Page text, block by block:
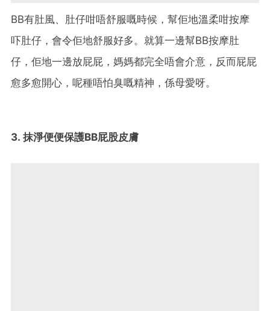
BB有肚風、肚仔咁唔舒服嘅時候，幫佢地溫柔咁按摩
吓肚仔，會令佢地舒服好多。就算一邊幫BB按摩肚
仔，佢地一邊放屁屁，媽媽都完全唔會介意，反而屁屁
愈多愈開心，呢種唔怕臭嘅精神，係母愛呀。
3. 抹淨便便保護BB屁股皮膚